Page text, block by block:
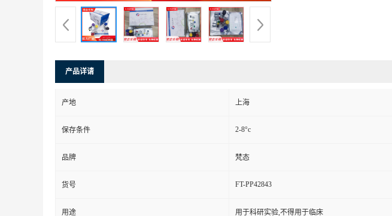
产品详请
产地 上海
保存条件 2-8°c
品牌 梵态
货号 FT-PP42843
用途 用于科研实验,不得用于临床